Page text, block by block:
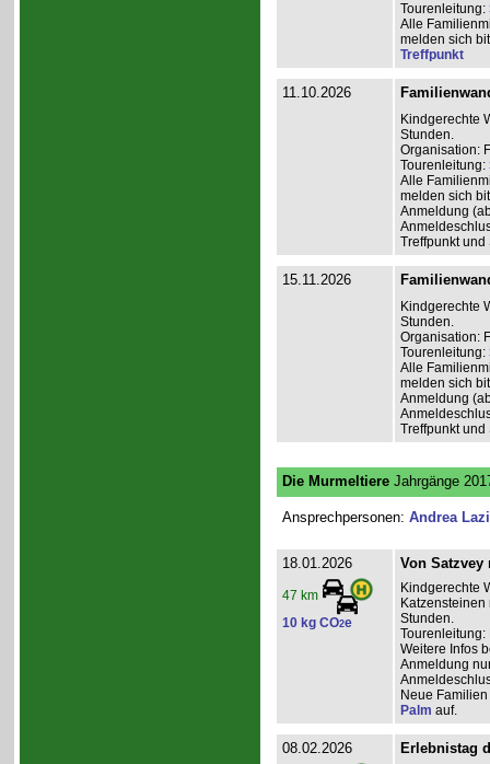
Tourenleitung:
Alle
melden sich
Treffpunkt
11.10.2026
Kindgerechte
Stunden.
Organisation:
Tourenleitung:
Alle
melden sich
Anmeldung
Treffpunkt und
15.11.2026
Kindgerechte
Stunden.
Organisation:
Tourenleitung:
Alle
melden sich
Anmeldung
Treffpunkt und
Die MurmeltiereJahrgänge
Ansprechpersonen: Andrea
18.01.2026
47 km
10 kg CO2e
Von Satzvey
Kindgerechte
Stunden.
Tourenleitung:
Weitere Infos
Anmeldung
Neue
Palm auf.
08.02.2026 Erlebnistag